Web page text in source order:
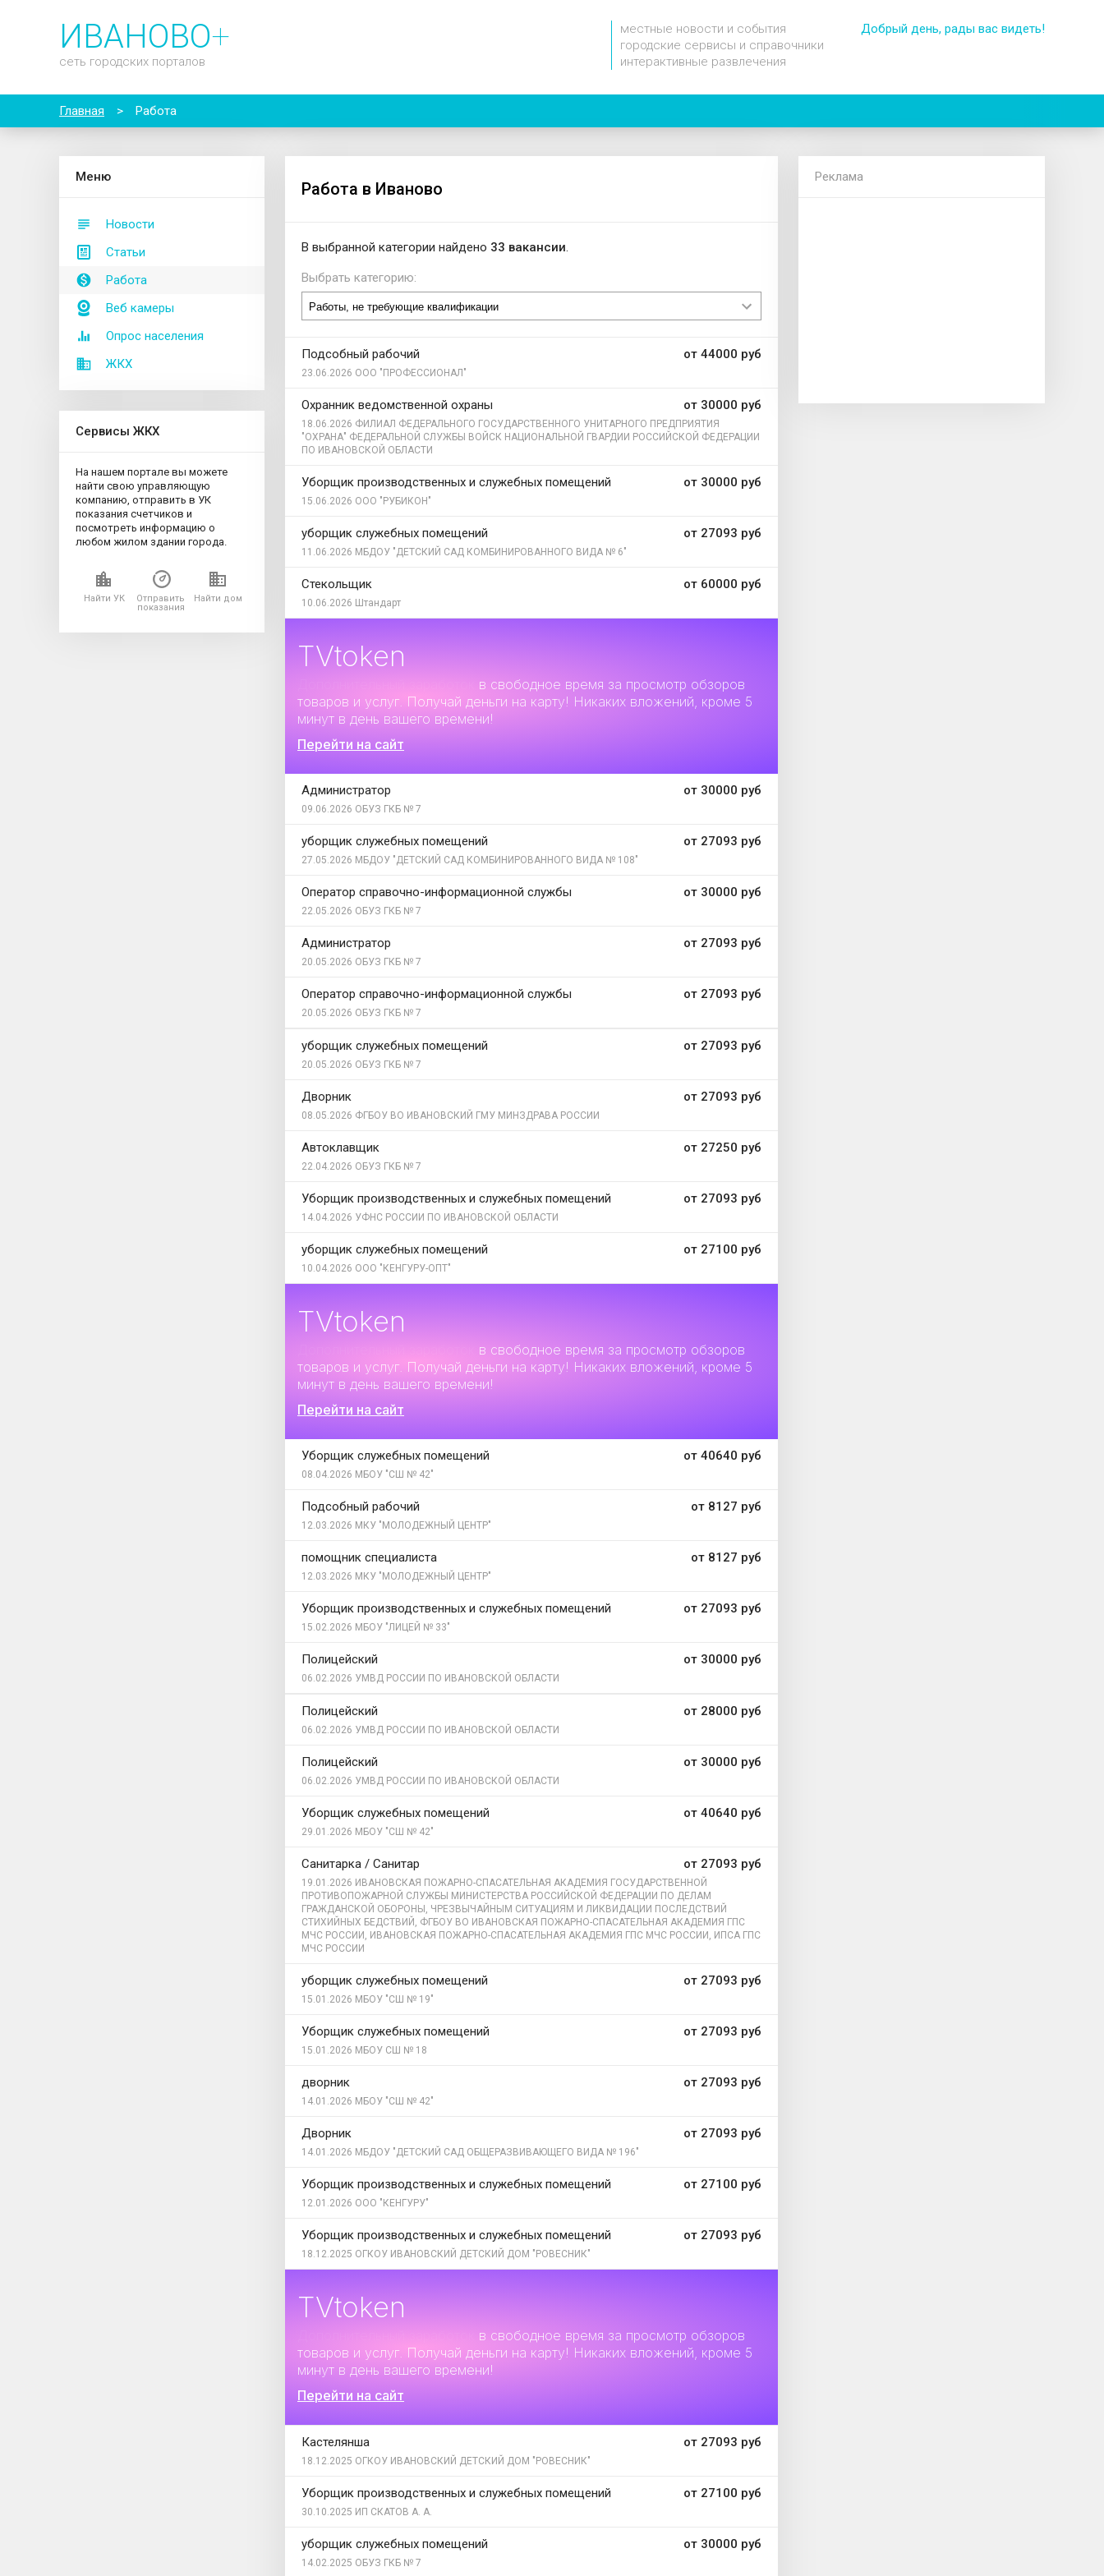
ИВАНОВО+
сеть городских порталов
местные новости и события
городские сервисы и справочники
интерактивные развлечения
Добрый день, рады вас видеть!
Главная > Работа
Меню
Новости
Статьи
Работа
Веб камеры
Опрос населения
ЖКХ
Сервисы ЖКХ
На нашем портале вы можете
найти свою управляющую
компанию, отправить в УК
показания счетчиков и
посмотреть информацию о
любом жилом здании города.
Найти УК
Отправить
показания
Найти дом
Работа в Иваново
В выбранной категории найдено 33 вакансии.
Выбрать категорию:
от 44000 руб
Подсобный рабочий
23.06.2026 ООО "ПРОФЕССИОНАЛ"
от 30000 руб
Охранник ведомственной охраны
18.06.2026 ФИЛИАЛ ФЕДЕРАЛЬНОГО ГОСУДАРСТВЕННОГО УНИТАРНОГО ПРЕДПРИЯТИЯ
"ОХРАНА" ФЕДЕРАЛЬНОЙ СЛУЖБЫ ВОЙСК НАЦИОНАЛЬНОЙ ГВАРДИИ РОССИЙСКОЙ ФЕДЕРАЦИИ
ПО ИВАНОВСКОЙ ОБЛАСТИ
от 30000 руб
Уборщик производственных и служебных помещений
15.06.2026 ООО "РУБИКОН"
от 27093 руб
уборщик служебных помещений
11.06.2026 МБДОУ "ДЕТСКИЙ САД КОМБИНИРОВАННОГО ВИДА № 6"
от 60000 руб
Стекольщик
10.06.2026 Штандарт
TVtoken
в свободное время за просмотр обзоров
товаров и услуг. Получай деньги на карту! Никаких вложений, кроме 5
минут в день вашего времени!
Перейти на сайт
от 30000 руб
Администратор
09.06.2026 ОБУЗ ГКБ № 7
от 27093 руб
уборщик служебных помещений
27.05.2026 МБДОУ "ДЕТСКИЙ САД КОМБИНИРОВАННОГО ВИДА № 108"
от 30000 руб
Оператор справочно-информационной службы
22.05.2026 ОБУЗ ГКБ № 7
от 27093 руб
Администратор
20.05.2026 ОБУЗ ГКБ № 7
от 27093 руб
Оператор справочно-информационной службы
20.05.2026 ОБУЗ ГКБ № 7
от 27093 руб
уборщик служебных помещений
20.05.2026 ОБУЗ ГКБ № 7
от 27093 руб
Дворник
08.05.2026 ФГБОУ ВО ИВАНОВСКИЙ ГМУ МИНЗДРАВА РОССИИ
от 27250 руб
Автоклавщик
22.04.2026 ОБУЗ ГКБ № 7
от 27093 руб
Уборщик производственных и служебных помещений
14.04.2026 УФНС РОССИИ ПО ИВАНОВСКОЙ ОБЛАСТИ
от 27100 руб
уборщик служебных помещений
10.04.2026 ООО "КЕНГУРУ-ОПТ"
TVtoken
в свободное время за просмотр обзоров
товаров и услуг. Получай деньги на карту! Никаких вложений, кроме 5
минут в день вашего времени!
Перейти на сайт
от 40640 руб
Уборщик служебных помещений
08.04.2026 МБОУ "СШ № 42"
от 8127 руб
Подсобный рабочий
12.03.2026 МКУ "МОЛОДЕЖНЫЙ ЦЕНТР"
от 8127 руб
помощник специалиста
12.03.2026 МКУ "МОЛОДЕЖНЫЙ ЦЕНТР"
от 27093 руб
Уборщик производственных и служебных помещений
15.02.2026 МБОУ "ЛИЦЕЙ № 33"
от 30000 руб
Полицейский
06.02.2026 УМВД РОССИИ ПО ИВАНОВСКОЙ ОБЛАСТИ
от 28000 руб
Полицейский
06.02.2026 УМВД РОССИИ ПО ИВАНОВСКОЙ ОБЛАСТИ
от 30000 руб
Полицейский
06.02.2026 УМВД РОССИИ ПО ИВАНОВСКОЙ ОБЛАСТИ
от 40640 руб
Уборщик служебных помещений
29.01.2026 МБОУ "СШ № 42"
от 27093 руб
Санитарка / Санитар
19.01.2026 ИВАНОВСКАЯ ПОЖАРНО-СПАСАТЕЛЬНАЯ АКАДЕМИЯ ГОСУДАРСТВЕННОЙ
ПРОТИВОПОЖАРНОЙ СЛУЖБЫ МИНИСТЕРСТВА РОССИЙСКОЙ ФЕДЕРАЦИИ ПО ДЕЛАМ
ГРАЖДАНСКОЙ ОБОРОНЫ, ЧРЕЗВЫЧАЙНЫМ СИТУАЦИЯМ И ЛИКВИДАЦИИ ПОСЛЕДСТВИЙ
СТИХИЙНЫХ БЕДСТВИЙ, ФГБОУ ВО ИВАНОВСКАЯ ПОЖАРНО-СПАСАТЕЛЬНАЯ АКАДЕМИЯ ГПС
МЧС РОССИИ, ИВАНОВСКАЯ ПОЖАРНО-СПАСАТЕЛЬНАЯ АКАДЕМИЯ ГПС МЧС РОССИИ, ИПСА ГПС
МЧС РОССИИ
от 27093 руб
уборщик служебных помещений
15.01.2026 МБОУ "СШ № 19"
от 27093 руб
Уборщик служебных помещений
15.01.2026 МБОУ СШ № 18
от 27093 руб
дворник
14.01.2026 МБОУ "СШ № 42"
от 27093 руб
Дворник
14.01.2026 МБДОУ "ДЕТСКИЙ САД ОБЩЕРАЗВИВАЮЩЕГО ВИДА № 196"
от 27100 руб
Уборщик производственных и служебных помещений
12.01.2026 ООО "КЕНГУРУ"
от 27093 руб
Уборщик производственных и служебных помещений
18.12.2025 ОГКОУ ИВАНОВСКИЙ ДЕТСКИЙ ДОМ "РОВЕСНИК"
TVtoken
в свободное время за просмотр обзоров
товаров и услуг. Получай деньги на карту! Никаких вложений, кроме 5
минут в день вашего времени!
Перейти на сайт
от 27093 руб
Кастелянша
18.12.2025 ОГКОУ ИВАНОВСКИЙ ДЕТСКИЙ ДОМ "РОВЕСНИК"
от 27100 руб
Уборщик производственных и служебных помещений
30.10.2025 ИП СКАТОВ А. А.
от 30000 руб
уборщик служебных помещений
14.02.2025 ОБУЗ ГКБ № 7
Реклама